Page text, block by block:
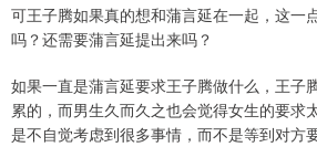
可王子腾如果真的想和蒲言延在一起，这一
吗？还需要蒲言延提出来吗？
如果一直是蒲言延要求王子腾做什么，王子
累的，而男生久而久之也会觉得女生的要求
是不自觉考虑到很多事情，而不是等到对方